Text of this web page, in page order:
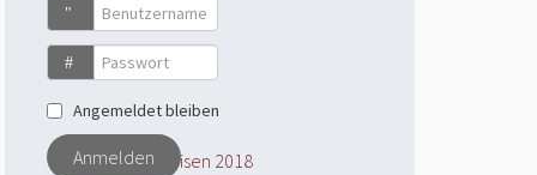
Benutzername
Passwort
Angemeldet bleiben
Anmelden